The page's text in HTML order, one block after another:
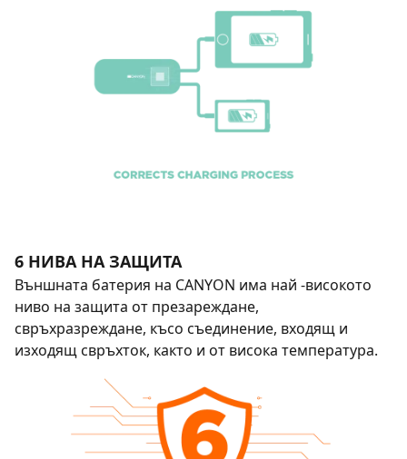
6 НИВА НА ЗАЩИТА
Външната батерия на CANYON има най -високото
ниво на защита от презареждане,
свръхразреждане, късо съединение, входящ и
изходящ свръхток, както и от висока температура.